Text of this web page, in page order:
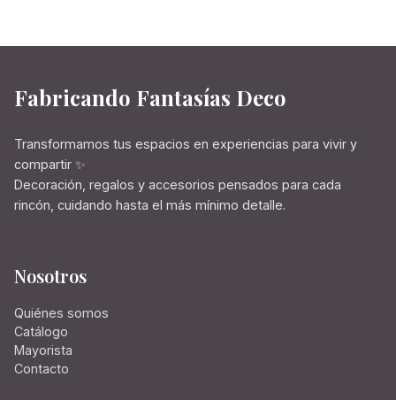
Fabricando Fantasías Deco
Transformamos tus espacios en experiencias para vivir y
compartir ✨
Decoración, regalos y accesorios pensados para cada
rincón, cuidando hasta el más mínimo detalle.
Nosotros
Quiénes somos
Catálogo
Mayorista
Contacto